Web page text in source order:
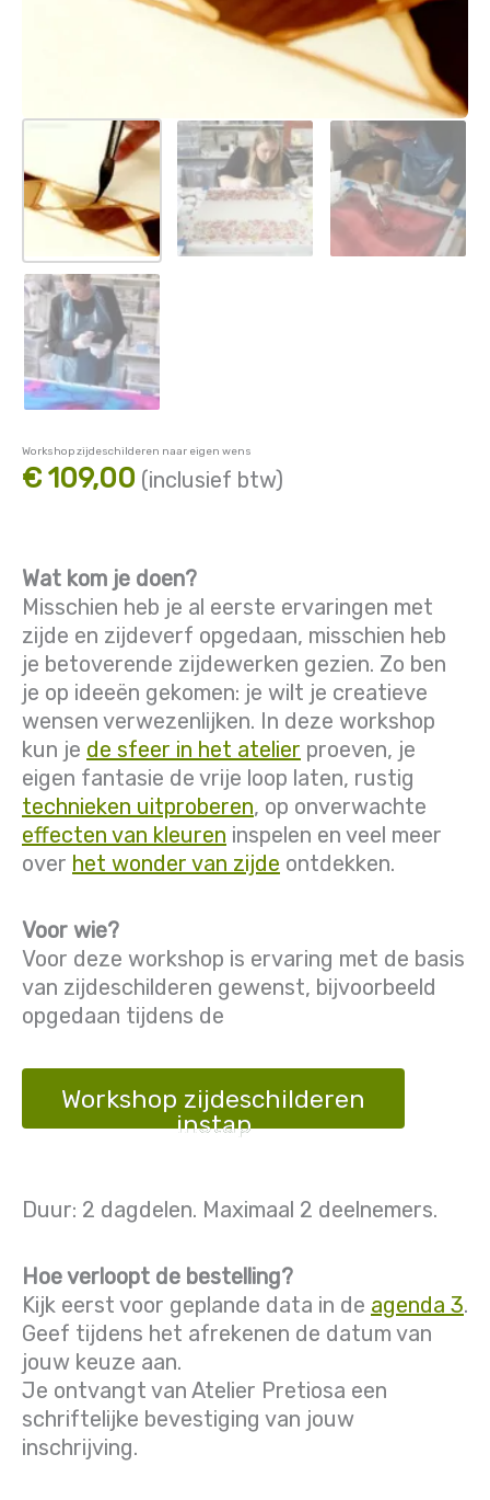
Workshop zijdeschilderen naar eigen wens
€ 109,00 (inclusief btw)
Wat kom je doen?
Misschien heb je al eerste ervaringen met
zijde en zijdeverf opgedaan, misschien heb
je betoverende zijdewerken gezien. Zo ben
je op ideeën gekomen: je wilt je creatieve
wensen verwezenlijken. In deze workshop
kun je de sfeer in het atelier proeven, je
eigen fantasie de vrije loop laten, rustig
technieken uitproberen, op onverwachte
effecten van kleuren inspelen en veel meer
over het wonder van zijde ontdekken.
Voor wie?
Voor deze workshop is ervaring met de basis
van zijdeschilderen gewenst, bijvoorbeeld
opgedaan tijdens de
Workshop zijdeschilderen
instap
Duur: 2 dagdelen. Maximaal 2 deelnemers.
Hoe verloopt de bestelling?
Kijk eerst voor geplande data in de agenda 3.
Geef tijdens het afrekenen de datum van
jouw keuze aan.
Je ontvangt van Atelier Pretiosa een
schriftelijke bevestiging van jouw
inschrijving.